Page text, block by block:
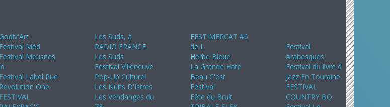
Godiv'Art
Festival Méd
Festival Meusnes
in
Festival Label Rue
Revolution One
FESTIVAL
Les Suds, à
RADIO FRANCE
Les Suds
Festival Villeneuve
Pop-Up Culturel
Les Nuits D'Istres
Les Vendanges du
FESTIMERCAT #6
de L
Herbe Bleue
La Grande Hate
Beau C'est
Festival
Fête du Bruit
Festival
Arabesques
Festival du livre d
Jazz En Touraine
FESTIVAL
COUNTRY BO